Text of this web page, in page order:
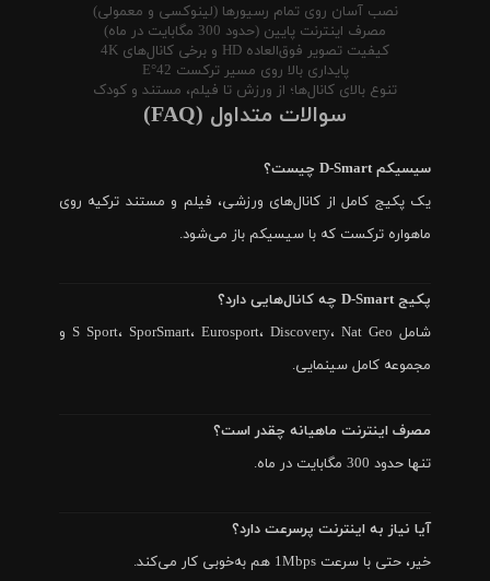
نصب آسان روی تمام رسیورها (لینوکسی و معمولی)
مصرف اینترنت پایین (حدود 300 مگابایت در ماه)
کیفیت تصویر فوق‌العاده HD و برخی کانال‌های 4K
پایداری بالا روی مسیر ترکست 42°E
تنوع بالای کانال‌ها؛ از ورزش تا فیلم، مستند و کودک
سوالات متداول (FAQ)
سیسیکم D-Smart چیست؟
یک پکیج کامل از کانال‌های ورزشی، فیلم و مستند ترکیه روی
ماهواره ترکست که با سیسیکم باز می‌شود.
پکیج D-Smart چه کانال‌هایی دارد؟
شامل S Sport، SporSmart، Eurosport، Discovery، Nat Geo و
مجموعه کامل سینمایی.
مصرف اینترنت ماهیانه چقدر است؟
تنها حدود 300 مگابایت در ماه.
آیا نیاز به اینترنت پرسرعت دارد؟
خیر، حتی با سرعت 1Mbps هم به‌خوبی کار می‌کند.